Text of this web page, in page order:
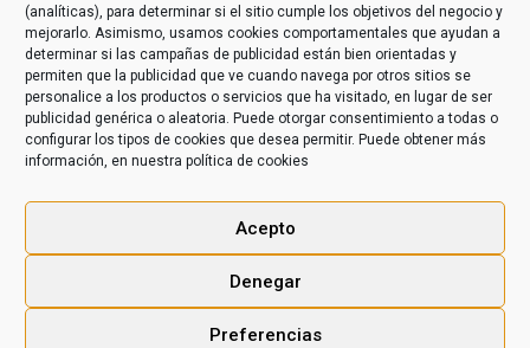
(analíticas), para determinar si el sitio cumple los objetivos del negocio y
mejorarlo. Asimismo, usamos cookies comportamentales que ayudan a
determinar si las campañas de publicidad están bien orientadas y
permiten que la publicidad que ve cuando navega por otros sitios se
personalice a los productos o servicios que ha visitado, en lugar de ser
publicidad genérica o aleatoria. Puede otorgar consentimiento a todas o
configurar los tipos de cookies que desea permitir. Puede obtener más
información, en nuestra política de cookies
Acepto
Denegar
Preferencias